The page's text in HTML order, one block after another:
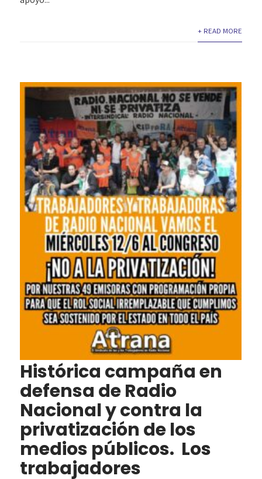
+ READ MORE
Histórica campaña en
defensa de Radio
Nacional y contra la
privatización de los
medios públicos. Los
trabajadores